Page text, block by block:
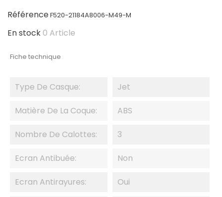
RéférenceF520-21184A8006-M49-M
En stock0 Article
Fiche technique
Type De Casque: Jet
Matière De La Coque: ABS
Nombre De Calottes: 3
Ecran Antibuée: Non
Ecran Antirayures: Oui